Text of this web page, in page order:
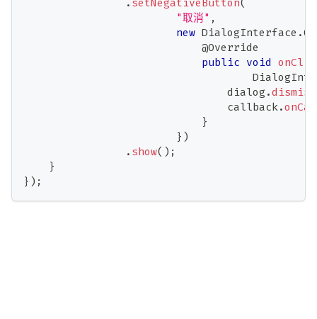
. setNegativeButton(
"取消" ,
new DialogInterface .
@Override
public void
                                dialog
.dismiss
                                callback
.
}
} )
. show( ) ;
}
} ) ;